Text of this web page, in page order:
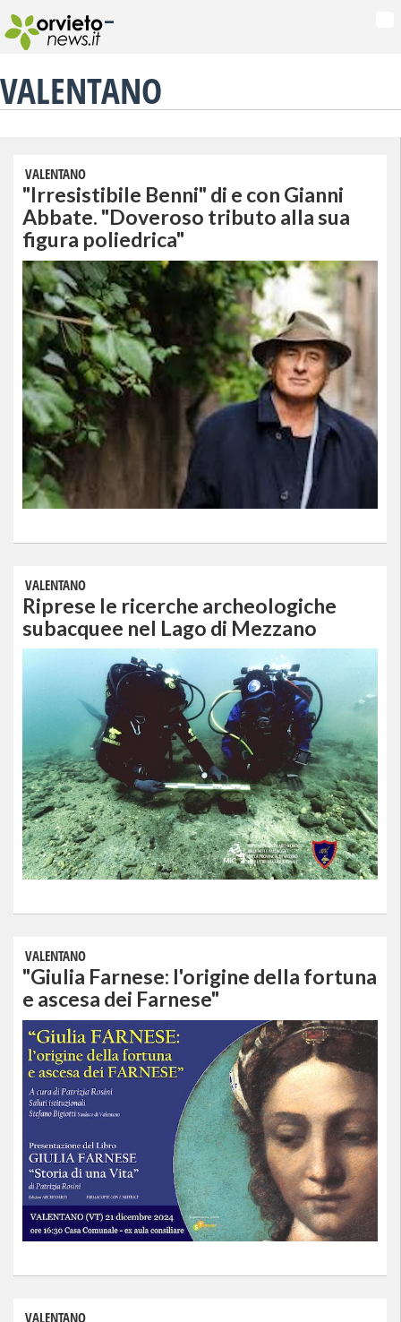
-
VALENTANO
VALENTANO
"Irresistibile Benni" di e con Gianni
Abbate. "Doveroso tributo alla sua
figura poliedrica"
VALENTANO
Riprese le ricerche archeologiche
subacquee nel Lago di Mezzano
VALENTANO
"Giulia Farnese: l'origine della fortuna
e ascesa dei Farnese"
VALENTANO